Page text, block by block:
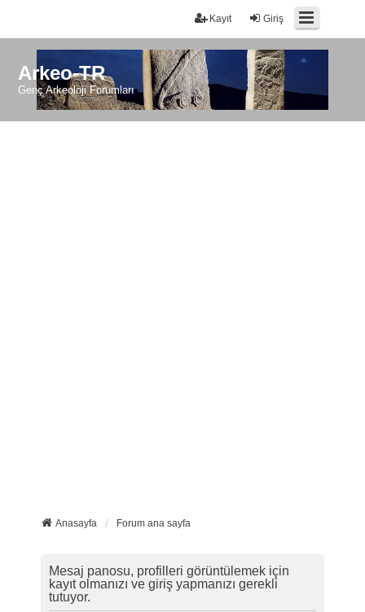
Giriş
Kayıt
Arkeo-TR
Genç Arkeoloji Forumları
Anasayfa Forum ana sayfa
Mesaj panosu, profilleri görüntülemek için
kayıt olmanızı ve giriş yapmanızı gerekli
tutuyor.